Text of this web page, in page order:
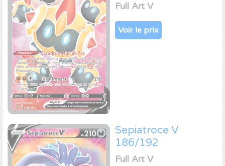
Full Art V
Voir le prix
Sepiatroce V
186/192
Full Art V